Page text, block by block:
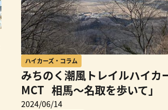
ハイカーズ・コラム
みちのく潮風トレイルハイカ
MCT 相馬〜名取を歩いて」
2024/06/14